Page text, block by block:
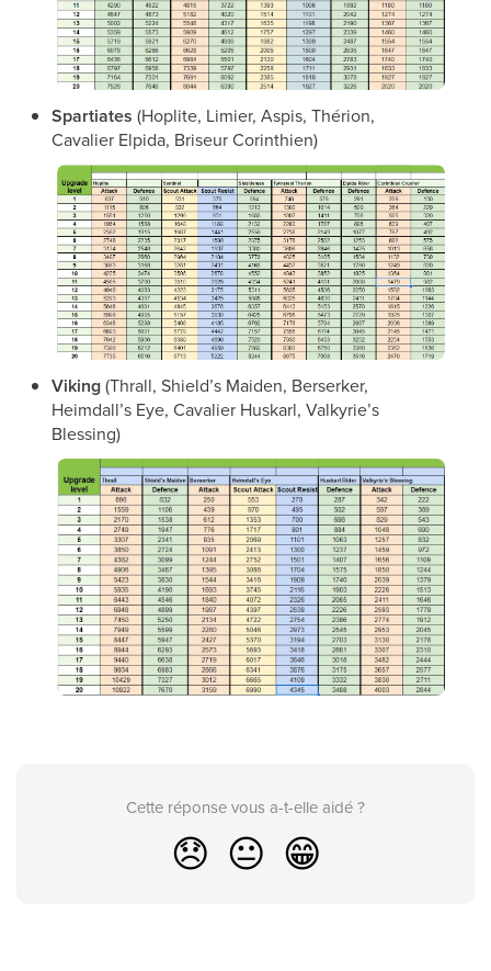
Spartiates (Hoplite, Limier, Aspis, Thérion,
Cavalier Elpida, Briseur Corinthien)
Viking(Thrall, Shield’s Maiden, Berserker,
Heimdall’s Eye, Cavalier Huskarl, Valkyrie’s
Blessing)
Cette réponse vous a-t-elle aidé ?
😞 😐 😁